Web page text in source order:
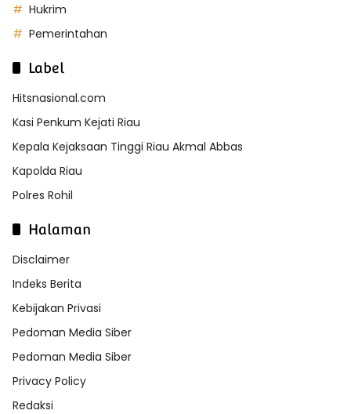
Hukrim
Pemerintahan
Label
Hitsnasional.com
Kasi Penkum Kejati Riau
Kepala Kejaksaan Tinggi Riau Akmal Abbas
Kapolda Riau
Polres Rohil
Halaman
Disclaimer
Indeks Berita
Kebijakan Privasi
Pedoman Media Siber
Pedoman Media Siber
Privacy Policy
Redaksi